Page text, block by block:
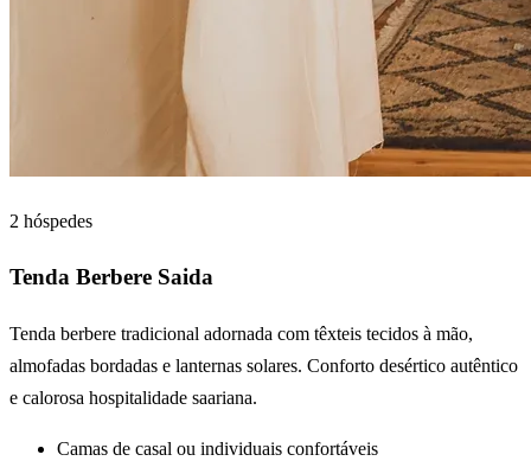
2 hóspedes
Tenda Berbere Saida
Tenda berbere tradicional adornada com têxteis tecidos à mão,
almofadas bordadas e lanternas solares. Conforto desértico autêntico
e calorosa hospitalidade saariana.
Camas de casal ou individuais confortáveis